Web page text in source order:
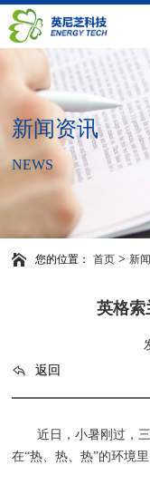
新闻资讯
NEWS
您的位置： 首页 >新
英格索
返回
近日，小暑刚过，三
在“热、热、热”的环境